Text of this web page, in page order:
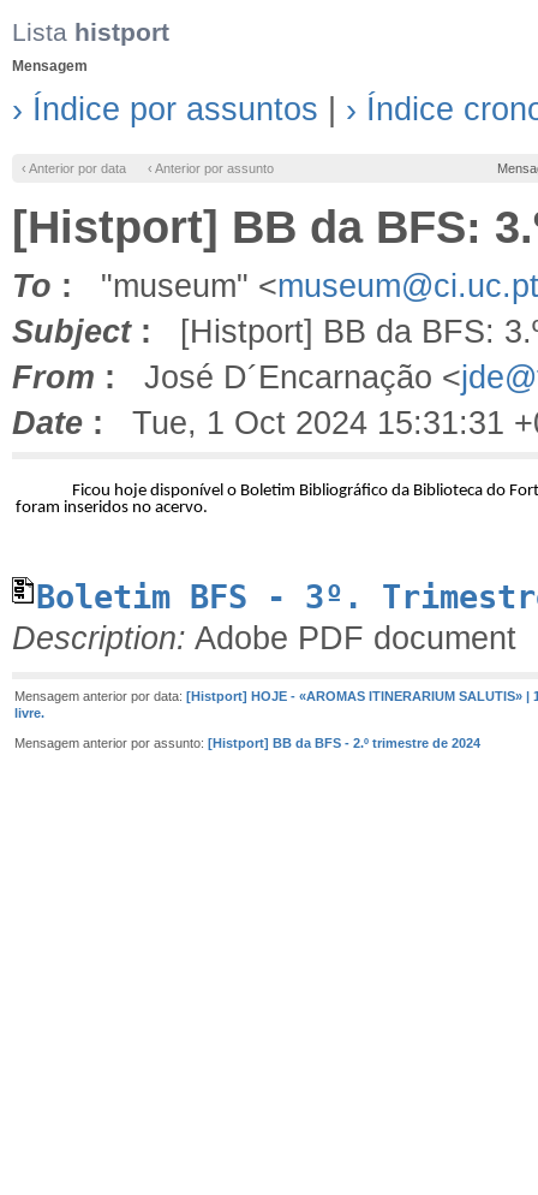
Lista histport
Mensagem
› Índice por assuntos › Índice
‹ Anterior por data ‹ Anterior por assunto
[Histport] BB da BFS:
To : "museum" <museum@ci.uc.pt
Subject: [Histport] BB da BFS:
From : José D´Encarnação <
Date : Tue, 1 Oct 2024 15:31:31
Ficou hoje disponível o Boletim Bibliográfico da Biblioteca do
foram inseridos no acervo.
Boletim BFS - 3º.
Description: Adobe PDF document
Mensagem anterior por data: [Histport] HOJE - «AROMAS ITINERARIUM SALUTIS» |
livre.
Mensagem anterior por assunto: [Histport] BB da BFS - 2.º trimestre de 2024